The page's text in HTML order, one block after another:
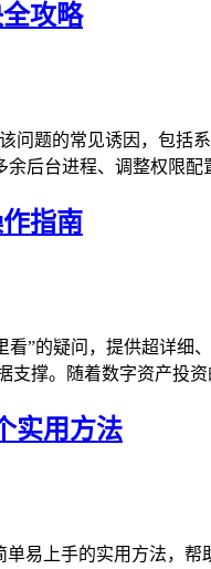
攻略
问题的常见诱因，包
后台进程、调整权限配
指南
”的疑问，提供超详
撑。随着数字资产投资
实用方法
易上手的实用方法，